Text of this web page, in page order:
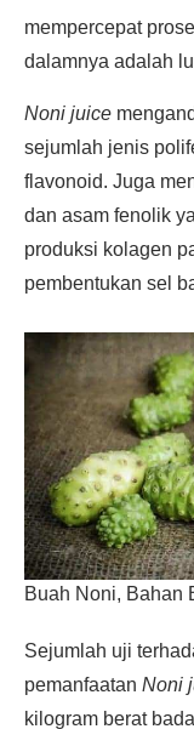
mempercepat
dalamnya adalah
Noni juice
sejumlah jenis
flavonoid. Juga
dan asam fenolik
produksi kolagen
pembentukan sel
Buah Noni, Bahan
Sejumlah uji
pemanfaatan Noni
kilogram berat